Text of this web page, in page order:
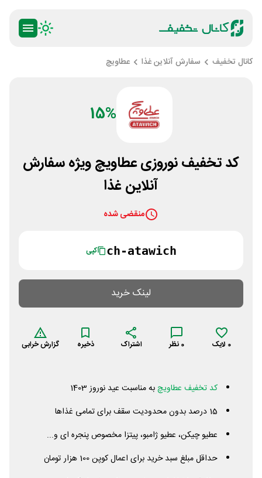
کانال تخفیف سفارش آنلاین غذا عطاویچ
15%
کد تخفیف نوروزی عطاویچ ویژه سفارش
آنلاین غذا
منقضی شده
ch-atawich کپی
لینک خرید
0 لایک 0 نظر اشتراک ذخیره گزارش خرابی
کد تخفیف عطاویچبه مناسبت عید نوروز 1403
15 درصد بدون محدودیت سقف برای تمامی غذاها
عطیو چیکن، عطیو ژامبو، پیتزا مخصوص پنجره ای و...
حداقل مبلغ سبد خرید برای اعمال کوپن 100 هزار تومان